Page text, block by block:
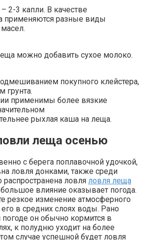
2-3 капли. В качестве
применяются разные виды
можно добавить сухое молоко.
покупного клейстера,
грунта.
применимы более вязкие
рыхлая каша на леща.
леща осенью
с берега поплавочной удочкой,
ловля донками, также среди
ловля ловля леща
влияние оказывает погода.
резкое изменение атмосферного
в средних слоях воды. Рано
он обычно кормится в
к полудню уходит на более
случае успешной будет ловля